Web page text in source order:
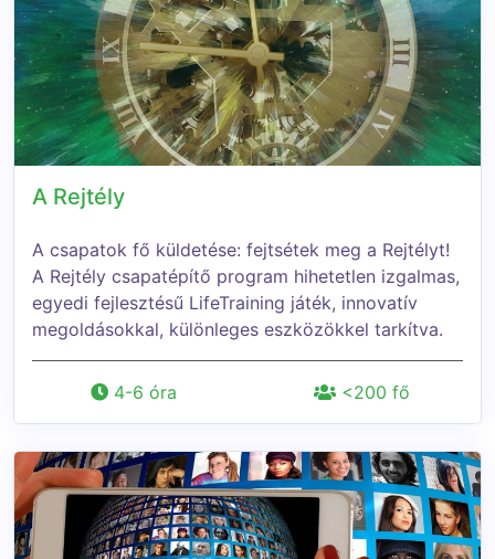
A Rejtély
A csapatok fő küldetése: fejtsétek meg a Rejtélyt!
A Rejtély csapatépítő program hihetetlen izgalmas,
egyedi fejlesztésű LifeTraining játék, innovatív
megoldásokkal, különleges eszközökkel tarkítva.
4-6 óra <200 fő